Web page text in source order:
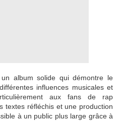
album solide qui démontre le
influences musicales et
aux fans de rap
textes réfléchis et une production
à un public plus large grâce à